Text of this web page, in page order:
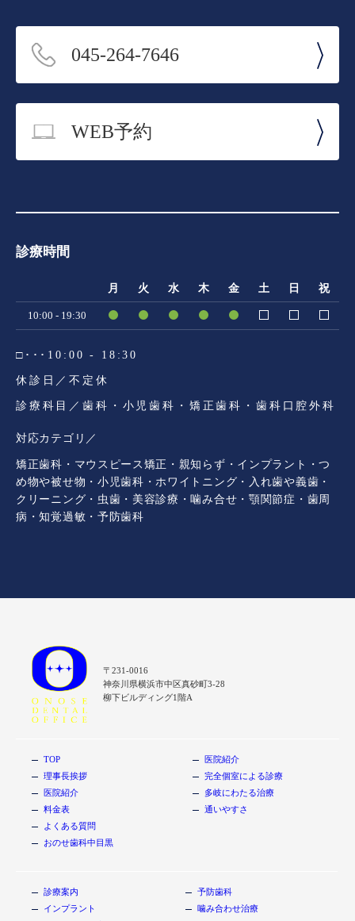
045-264-7646
WEB予約
診療時間
月 火 水 木 金 土 日 祝
10:00 - 19:30
□･･･10:00 - 18:30
休診日／不定休
診療科目／歯科・小児歯科・矯正歯科・歯科口腔外科
対応カテゴリ／
矯正歯科・マウスピース矯正・親知らず・インプラント・つ
め物や被せ物・小児歯科・ホワイトニング・入れ歯や義歯・
クリーニング・虫歯・美容診療・噛み合せ・顎関節症・歯周
病・知覚過敏・予防歯科
〒231-0016
神奈川県横浜市中区真砂町3-28
柳下ビルディング1階A
TOP
理事長挨拶
医院紹介
料金表
よくある質問
おのせ歯科中目黒
医院紹介
完全個室による診療
多岐にわたる治療
通いやすさ
診療案内
インプラント
予防歯科
噛み合わせ治療